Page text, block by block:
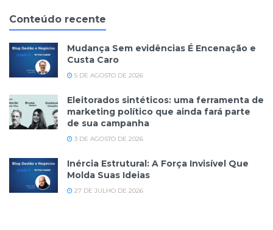
Conteúdo recente
Mudança Sem evidências É Encenação e
Custa Caro
5 DE AGOSTO DE 2026
Eleitorados sintéticos: uma ferramenta de
marketing político que ainda fará parte
de sua campanha
3 DE AGOSTO DE 2026
Inércia Estrutural: A Força Invisível Que
Molda Suas Ideias
27 DE JULHO DE 2026